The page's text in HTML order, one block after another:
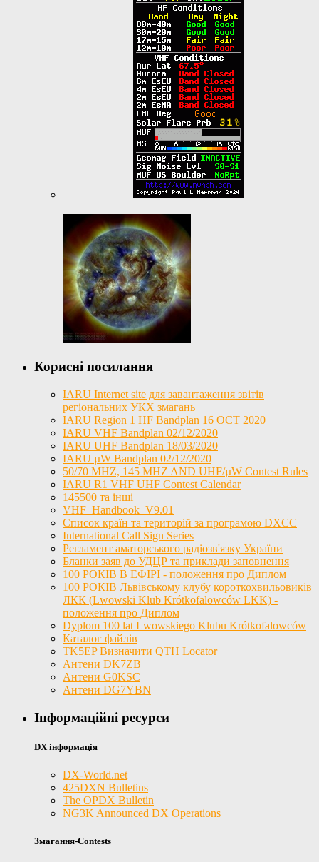
Корисні посилання
IARU Internet site для завантаження звітів
регіональних УКХ змагань
IARU Region 1 HF Bandplan 16 OCT 2020
IARU VHF Bandplan 02/12/2020
IARU UHF Bandplan 18/03/2020
IARU µW Bandplan 02/12/2020
50/70 MHZ, 145 MHZ AND UHF/µW Contest Rules
IARU R1 VHF UHF Contest Calendar
145500 та інші
VHF_Handbook_V9.01
Список країн та територій за програмою DXCC
International Call Sign Series
Регламент аматорського радіозв'язку України
Бланки заяв до УДЦР та приклади заповнення
100 РОКІВ В ЕФІРІ - положення про Диплом
100 РОКІВ Львівському клубу короткохвильовиків
ЛКК (Lwowski Klub Krótkofalowców LKK) -
положення про Диплом
Dyplom 100 lat Lwowskiego Klubu Krótkofalowców
Каталог файлів
TK5EP Визначити QTH Locator
Антени DK7ZB
Антени G0KSC
Антени DG7YBN
Інформаційні ресурси
DX інформація
DX-World.net
425DXN Bulletins
The OPDX Bulletin
NG3K Announced DX Operations
Змагання-Contests